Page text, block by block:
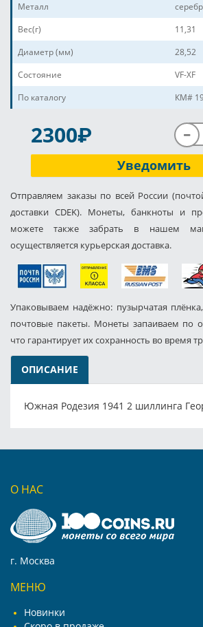
Металл
Вес(г)
11,31
Диаметр (мм)
28,52
Состояние
VF-XF
По каталогу
КМ#
2300P
Уведомить
Отправляем заказы по всей России
доставки CDEK). Монеты, банкноты и
можете также забрать в нашем
осуществляется курьерская доставка.
Упаковываем надёжно: пузырчатая
почтовые пакеты. Монеты запаиваем по
что гарантирует их сохранность во время
ОПИСАНИЕ
Южная Родезия 1941 2 шиллинга
О НАС
г. Москва
МЕНЮ
Новинки